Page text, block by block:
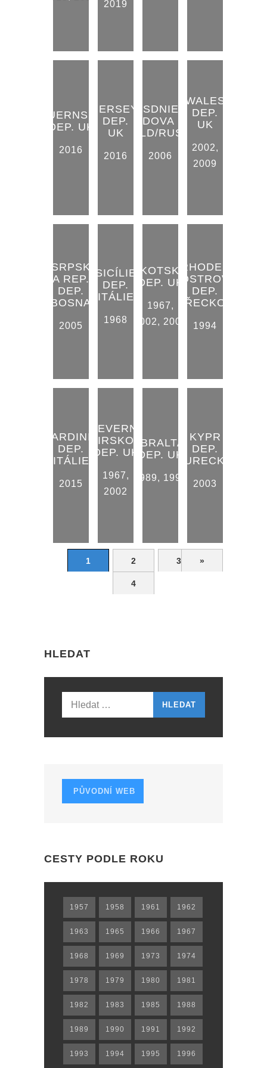
2019
GUERNSEY
DEP. UK
2016
JERSEY
DEP.
UK
2016
TRANSDNIESTER
MOLDOVA DEP.
MOLD/RUSKO
2006
WALES
DEP.
UK
2002,
2009
SRPSK
A REP.
DEP.
BOSNA
2005
SICÍLIE
DEP.
ITÁLIE
1968
SKOTSKO
DEP. UK
1967,
2002, 2009
RHODES
OSTROV
DEP.
ŘECKO
1994
SARDINIE
DEP.
ITÁLIE
2015
SEVERNÍ
IRSKO
DEP. UK
1967,
2002
GIBRALTAR
DEP. UK
1989, 1999
KYPR
DEP.
TURECKO
2003
1 2 3
4
»
HLEDAT
Vyhledávání
PŮVODNÍ WEB
CESTY PODLE ROKU
1957 1958 1961 1962
1963 1965 1966 1967
1968 1969 1973 1974
1978 1979 1980 1981
1982 1983 1985 1988
1989 1990 1991 1992
1993 1994 1995 1996